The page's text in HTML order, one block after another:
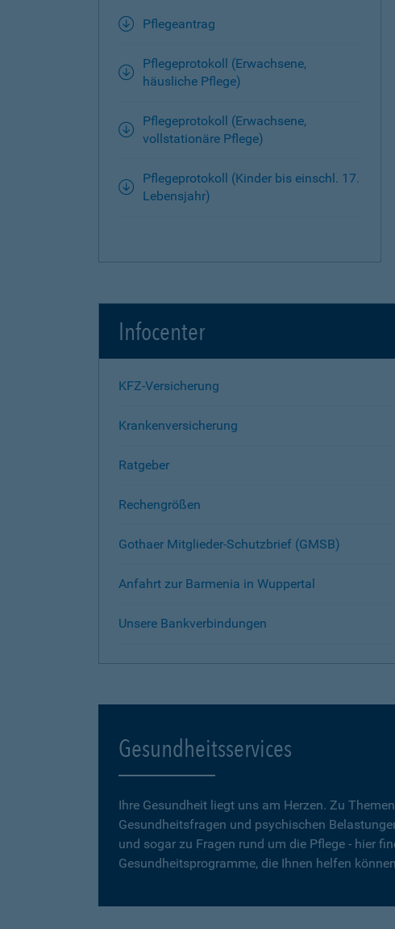
Pflegeantrag
Pflegeprotokoll (Erwachsene,
häusliche Pflege)
Pflegeprotokoll (Erwachsene,
vollstationäre Pflege)
Pflegeprotokoll (Kinder bis einschl. 17.
Lebensjahr)
Infocenter
KFZ-Versicherung
Krankenversicherung
Ratgeber
Rechengrößen
Gothaer Mitglieder-Schutzbrief (GMSB)
Anfahrt zur Barmenia in Wuppertal
Unsere Bankverbindungen
Gesundheitsservices
Ihre Gesundheit liegt uns am Herzen. Zu
Gesundheitsfragen und psychischen
und sogar zu Fragen rund um die Pflege - hier
Gesundheitsprogramme, die Ihnen helfen